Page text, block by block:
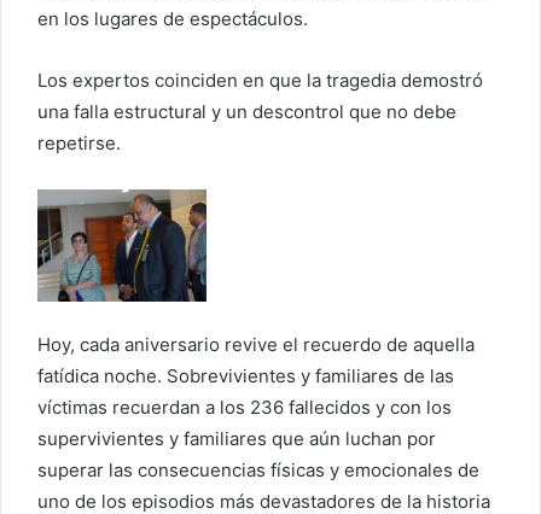
en los lugares de espectáculos.
Los expertos coinciden en que la tragedia demostró
una falla estructural y un descontrol que no debe
repetirse.
Hoy, cada aniversario revive el recuerdo de aquella
fatídica noche. Sobrevivientes y familiares de las
víctimas recuerdan a los 236 fallecidos y con los
supervivientes y familiares que aún luchan por
superar las consecuencias físicas y emocionales de
uno de los episodios más devastadores de la historia